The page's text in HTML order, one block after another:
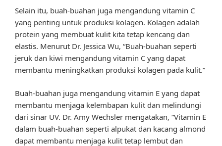
Selain itu, buah-buahan juga mengandung vitamin C
yang penting untuk produksi kolagen. Kolagen adalah
protein yang membuat kulit kita tetap kencang dan
elastis. Menurut Dr. Jessica Wu, “Buah-buahan seperti
jeruk dan kiwi mengandung vitamin C yang dapat
membantu meningkatkan produksi kolagen pada kulit.”
Buah-buahan juga mengandung vitamin E yang dapat
membantu menjaga kelembapan kulit dan melindungi
dari sinar UV. Dr. Amy Wechsler mengatakan, “Vitamin E
dalam buah-buahan seperti alpukat dan kacang almond
dapat membantu menjaga kulit tetap lembut dan